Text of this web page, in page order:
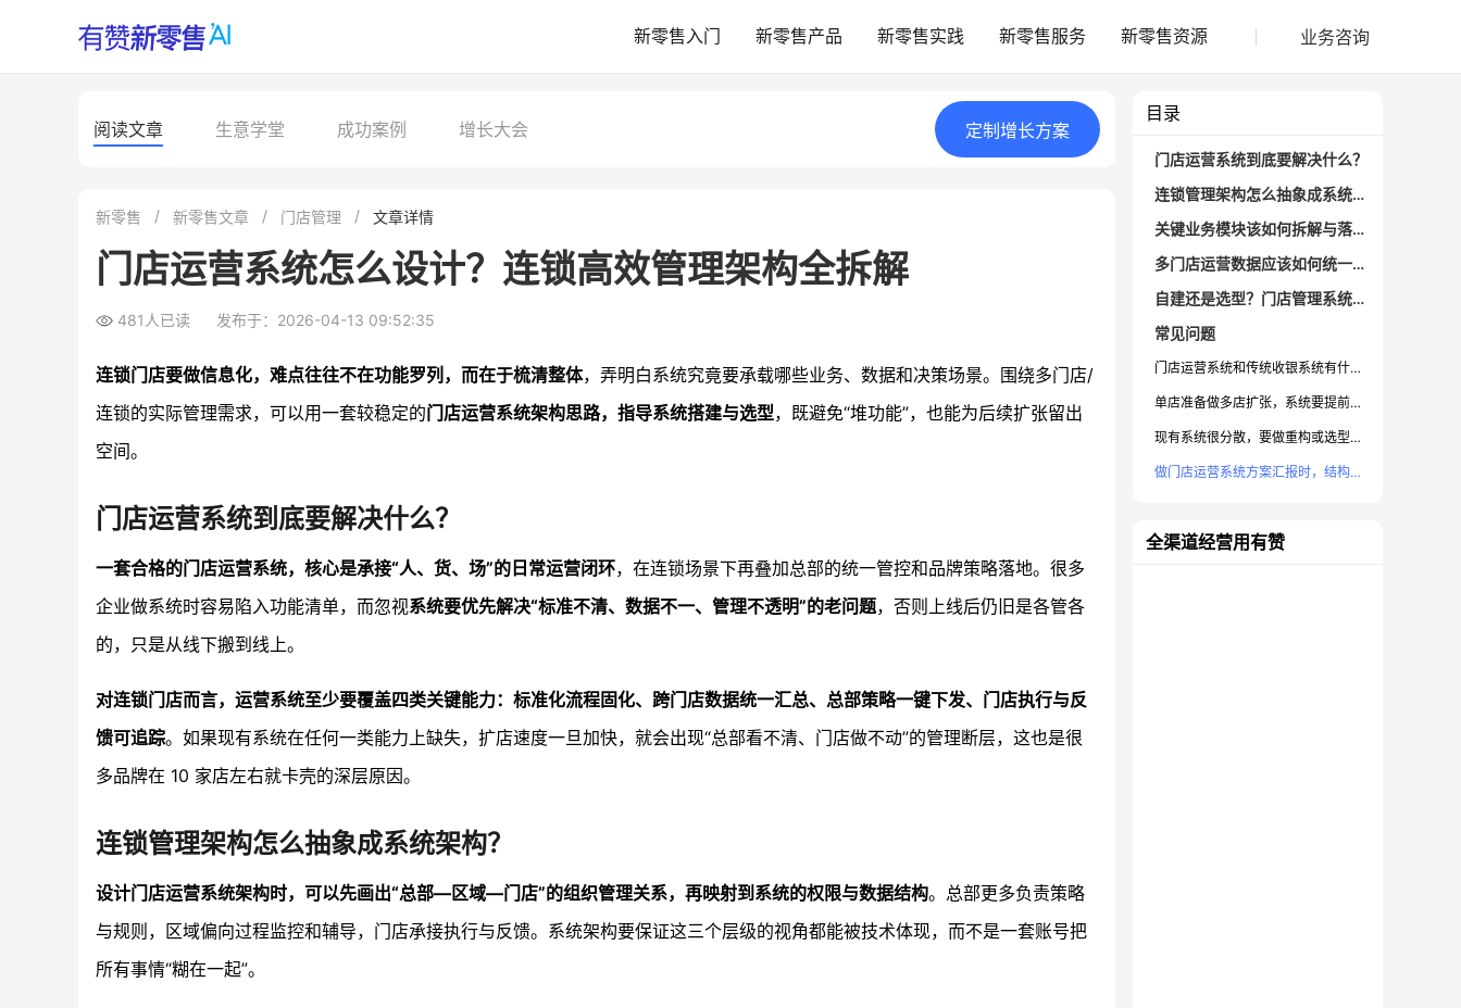
新零售入门 新零售产品 新零售实践 新零售服务 新零售资源 业务咨询
阅读文章 生意学堂 成功案例 增长大会 定制 增长方案
新零售 新零售文章 门店管理 文章详情
门店运营系统怎么设计？连锁高效管理架构全拆解
481人已读 发布于：2026-04-13 09:52:35
连锁门店要做信息化，难点往往不在功能罗列，而在于梳清整体，弄明白系统究竟要承载哪些业务、数据和决策场景。围绕多门店/
连锁的实际管理需求，可以用一套较稳定的门店运营系统架构思路，指导系统搭建与选型，既避免“堆功能”，也能为后续扩张留出
空间。
门店运营系统到底要解决什么？
一套合格的门店运营系统，核心是承接“人、货、场”的日常运营闭环，在连锁场景下再叠加总部的统一管控和品牌策略落地。很多
企业做系统时容易陷入功能清单，而忽视系统要优先解决“标准不清、数据不一、管理不透明”的老问题，否则上线后仍旧是各管各
的，只是从线下搬到线上。
对连锁门店而言，运营系统至少要覆盖四类关键能力：标准化流程固化、跨门店数据统一汇总、总部策略一键下发、门店执行与反
馈可追踪。如果现有系统在任何一类能力上缺失，扩店速度一旦加快，就会出现“总部看不清、门店做不动”的管理断层，这也是很
多品牌在 10 家店左右就卡壳的深层原因。
连锁管理架构怎么抽象成系统架构？
设计门店运营系统架构时，可以先画出“总部—区域—门店”的组织管理关系，再映射到系统的权限与数据结构。总部更多负责策略
与规则，区域偏向过程监控和辅导，门店承接执行与反馈。系统架构要保证这三个层级的视角都能被技术体现，而不是一套账号把
所有事情“糊在一起”。
目录
门店运营系统到底要解决什么？
连锁管理架构怎么抽象成系统架构？
关键业务模块该如何拆解与落地？
多门店运营数据应该如何统一与分析？
自建还是选型？门店管理系统的决策思路
常见问题
门店运营系统和传统收银系统有什么本质区别？
单店准备做多店扩张，系统要提前准备到什么程度？
现有系统很分散，要做重构或选型时先看哪几件事？
做门店运营系统方案汇报时，结构应该怎么写？
全渠道经营用有赞